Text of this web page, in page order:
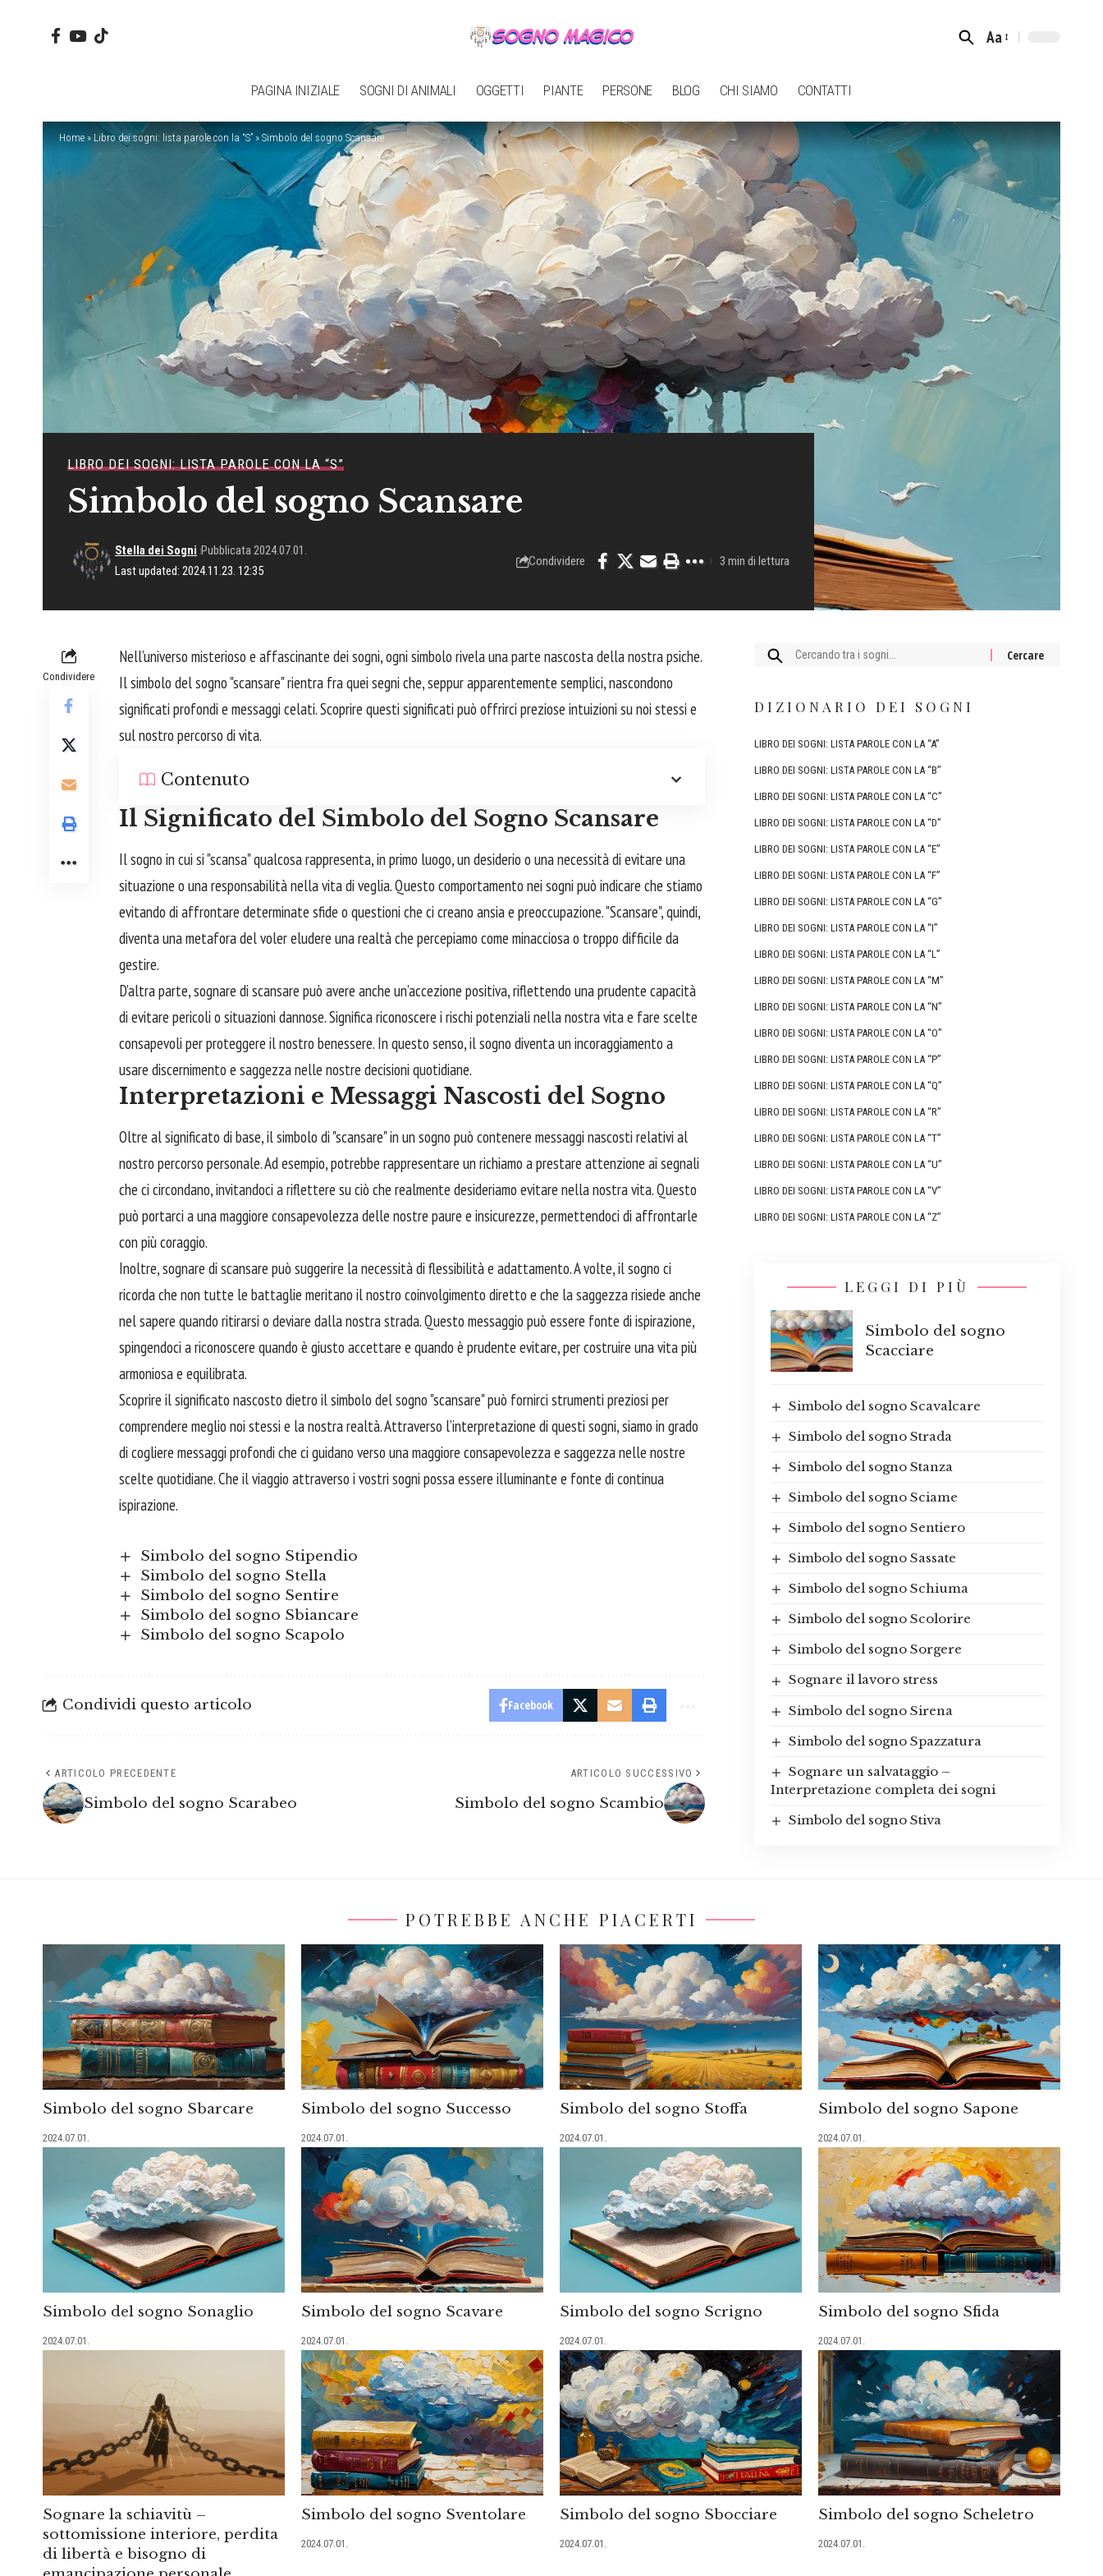
Font
Aa
PAGINA INIZIALE SOGNI DI ANIMALI OGGETTI PIANTE PERSONE BLOG CHI SIAMO CONTATTI
Home » Libro dei sogni: lista parole con la “S” » Simbolo del sogno Scansare
LIBRO DEI SOGNI: LISTA PAROLE CON LA “S”
Simbolo del sogno Scansare
Last updated: 2024.11.23. 12:35
Stella dei Sogni Pubblicata 2024.07.01.
Condividere 3 min di lettura
Condividere
Nell’universo misterioso e affascinante dei sogni, ogni simbolo rivela una parte nascosta della nostra psiche.
Il simbolo del sogno "scansare" rientra fra quei segni che, seppur apparentemente semplici, nascondono
significati profondi e messaggi celati. Scoprire questi significati può offrirci preziose intuizioni su noi stessi e
sul nostro percorso di vita.
Contenuto
Il Significato del Simbolo del Sogno Scansare
Il sogno in cui si "scansa" qualcosa rappresenta, in primo luogo, un desiderio o una necessità di evitare una
situazione o una responsabilità nella vita di veglia. Questo comportamento nei sogni può indicare che stiamo
evitando diaffrontare determinate sfide o questioni che ci creano ansia e preoccupazione. "Scansare", quindi,
diventa una metafora del voler eludere una realtà che percepiamo come minacciosa o troppo difficile da
gestire.
D’altra parte, sognare di scansare può avere anche un’accezione positiva, riflettendo una prudente capacità
di evitare pericoli o situazioni dannose. Significa riconoscere i rischi potenziali nella nostra vita e fare scelte
consapevoli per proteggere il nostro benessere. In questo senso, il sogno diventa un incoraggiamento a
usare discernimento e saggezza nelle nostre decisioni quotidiane.
Interpretazioni e Messaggi Nascosti del Sogno
Oltre al significato di base, il simbolo di "scansare" in un sogno può contenere messaggi nascosti relativi al
nostro percorso personale. Ad esempio, potrebbe rappresentare un richiamo a prestare attenzione ai segnali
che ci circondano, invitandoci a riflettere su ciò che realmente desideriamo evitare nella nostra vita. Questo
può portarci a una maggiore consapevolezza delle nostre paure e insicurezze, permettendoci di affrontarle
con più coraggio.
Inoltre, sognare di scansare può suggerire la necessità di flessibilità e adattamento. A volte, il sogno ci
ricorda che non tutte le battaglie meritano il nostro coinvolgimento diretto e che la saggezza risiede anche
nel sapere quando ritirarsi o deviare dalla nostra strada. Questo messaggio può essere fonte di ispirazione,
spingendoci a riconoscere quando è giusto accettare e quando è prudente evitare, percostruire una vita più
armoniosa e equilibrata.
Scoprire il significato nascosto dietro il simbolo del sogno "scansare" può fornirci strumenti preziosi per
comprendere meglio noi stessi e la nostra realtà. Attraverso l’interpretazione di questi sogni, siamo in grado
di cogliere messaggi profondi che ci guidano verso una maggiore consapevolezza e saggezza nelle nostre
scelte quotidiane. Che il viaggio attraverso i vostri sogni possa essere illuminante e fonte di continua
ispirazione.
Simbolo del sogno Stipendio
Simbolo del sogno Stella
Simbolo del sogno Sentire
Simbolo del sogno Sbiancare
Simbolo del sogno Scapolo
Condividi questo articolo Facebook
ARTICOLO PRECEDENTE
Simbolo del sogno Scarabeo
ARTICOLO SUCCESSIVO
Simbolo del sogno Scambio
Cercare:
DIZIONARIO DEI SOGNI
LIBRO DEI SOGNI: LISTA PAROLE CON LA “A”
LIBRO DEI SOGNI: LISTA PAROLE CON LA “B”
LIBRO DEI SOGNI: LISTA PAROLE CON LA “C”
LIBRO DEI SOGNI: LISTA PAROLE CON LA “D”
LIBRO DEI SOGNI: LISTA PAROLE CON LA “E”
LIBRO DEI SOGNI: LISTA PAROLE CON LA “F”
LIBRO DEI SOGNI: LISTA PAROLE CON LA “G”
LIBRO DEI SOGNI: LISTA PAROLE CON LA “I”
LIBRO DEI SOGNI: LISTA PAROLE CON LA “L”
LIBRO DEI SOGNI: LISTA PAROLE CON LA “M”
LIBRO DEI SOGNI: LISTA PAROLE CON LA “N”
LIBRO DEI SOGNI: LISTA PAROLE CON LA “O”
LIBRO DEI SOGNI: LISTA PAROLE CON LA “P”
LIBRO DEI SOGNI: LISTA PAROLE CON LA “Q”
LIBRO DEI SOGNI: LISTA PAROLE CON LA “R”
LIBRO DEI SOGNI: LISTA PAROLE CON LA “T”
LIBRO DEI SOGNI: LISTA PAROLE CON LA “U”
LIBRO DEI SOGNI: LISTA PAROLE CON LA “V”
LIBRO DEI SOGNI: LISTA PAROLE CON LA “Z”
LEGGI DI PIÙ
Simbolo del sogno
Scacciare
Simbolo del sogno Scavalcare
Simbolo del sogno Strada
Simbolo del sogno Stanza
Simbolo del sogno Sciame
Simbolo del sogno Sentiero
Simbolo del sogno Sassate
Simbolo del sogno Schiuma
Simbolo del sogno Scolorire
Simbolo del sogno Sorgere
Sognare il lavoro stress
Simbolo del sogno Sirena
Simbolo del sogno Spazzatura
Sognare un salvataggio –
Interpretazione completa dei sogni
Simbolo del sogno Stiva
POTREBBE ANCHE PIACERTI
Simbolo del sogno Sbarcare
2024.07.01.
Simbolo del sogno Successo
2024.07.01.
Simbolo del sogno Stoffa
2024.07.01.
Simbolo del sogno Sapone
2024.07.01.
Simbolo del sogno Sonaglio
2024.07.01.
Simbolo del sogno Scavare
2024.07.01.
Simbolo del sogno Scrigno
2024.07.01.
Simbolo del sogno Sfida
2024.07.01.
Sognare la schiavitù –
sottomissione interiore, perdita
di libertà e bisogno di
Simbolo del sogno Sventolare
2024.07.01.
Simbolo del sogno Sbocciare
2024.07.01.
Simbolo del sogno Scheletro
2024.07.01.